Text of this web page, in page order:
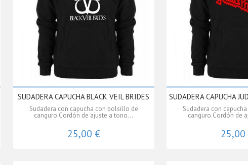
SUDADERA CAPUCHA BLACK VEIL BRIDES
Sudadera con capucha con bolsillo de
canguro.Cordón de ajuste a tono...
25,00 €
SUDADERA CAPUCHA
Sudadera con
canguro.Cordón de
25,00